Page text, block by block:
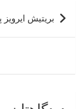
راهبری
نوشته
بریتیش